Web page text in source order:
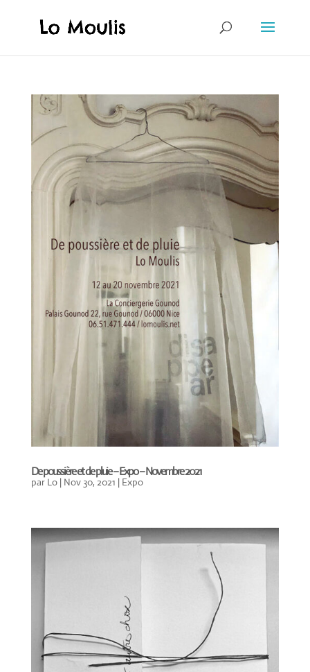
De poussière et de pluie – Expo – Novembre 2021
par Lo| Nov 30, 2021 | Expo